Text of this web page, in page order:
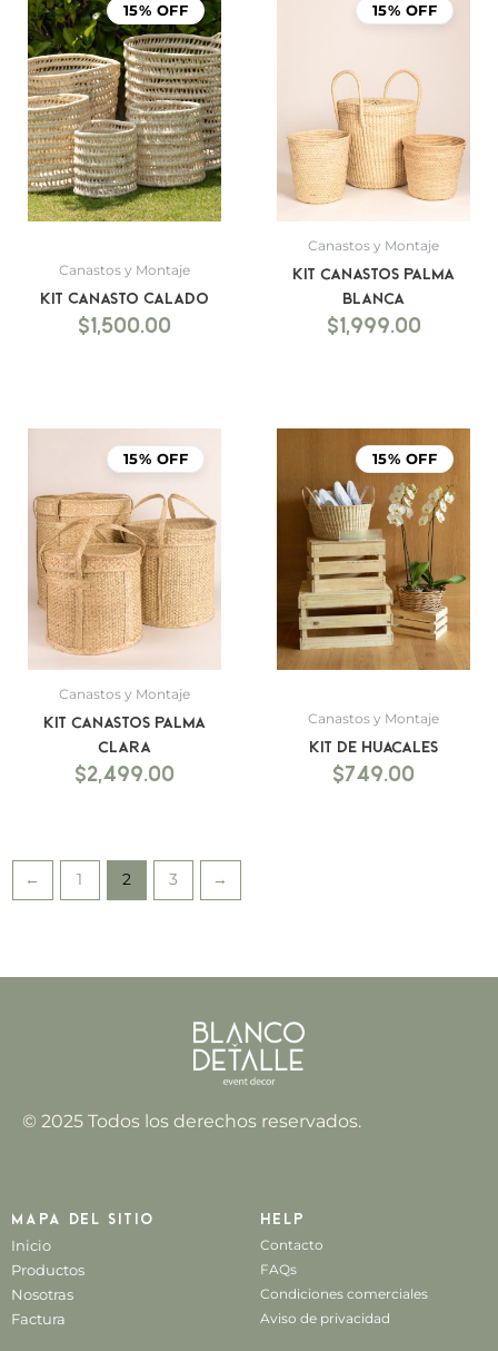
15% OFF
Canastos y Montaje
Kit Canasto Calado
$1,500.00
15% OFF
Canastos y Montaje
Kit canastos palma
blanca
$1,999.00
15% OFF
Canastos y Montaje
Kit canastos palma
clara
$2,499.00
15% OFF
Canastos y Montaje
Kit de Huacales
$749.00
← 1 2 3 →
© 2025 Todos los derechos reservados.
Mapa del sitio
Inicio
Productos
Nosotras
Factura
Help
Contacto
FAQs
Condiciones comerciales
Aviso de privacidad